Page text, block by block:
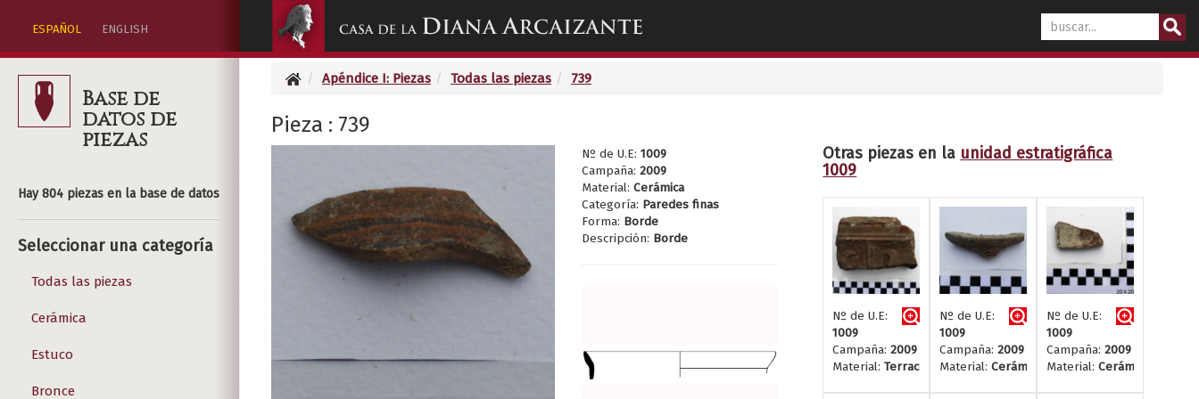
ESPAÑOL ENGLISH
Base de
datos de
piezas
Hay 804 piezas en la base de datos
Seleccionar una categoría
Todas las piezas
Cerámica
Estuco
Bronce
Apéndice I: Piezas Todas las piezas 739
Pieza : 739
Nº de U.E:1009
Campaña:2009
Material:Cerámica
Categoría: Paredes finas
Forma: Borde
Descripción: Borde
Otras piezas en la unidad estratigráfica
1009
Nº de U.E:
1009
Campaña:2009
Material:Terracotta
Nº de U.E:
1009
Campaña:2009
Material:Cerámica
Nº de U.E:
1009
Campaña:2009
Material:Cerámica